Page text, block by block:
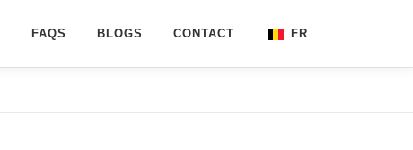
FAQS BLOGS CONTACT FR